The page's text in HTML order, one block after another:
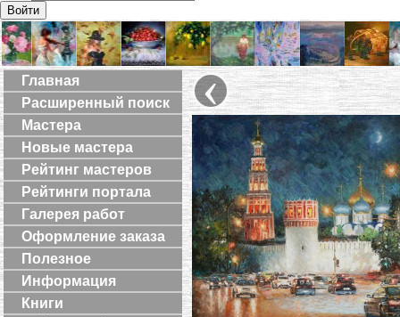
Войти
Главная
Расширенный поиск
Мастера
Новые мастера
Рейтинг мастеров
Рейтинги портала
Галерея работ
Оформление заказа
Полезное
Информация
Книги
‹